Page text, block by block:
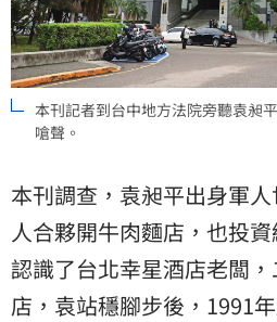
本刊記者到台中地方法院旁聽袁昶
嗆聲。
本刊調查，袁昶平出身軍
人合夥開牛肉麵店，也投
認識了台北幸星酒店老闆
店，袁站穩腳步後，1991